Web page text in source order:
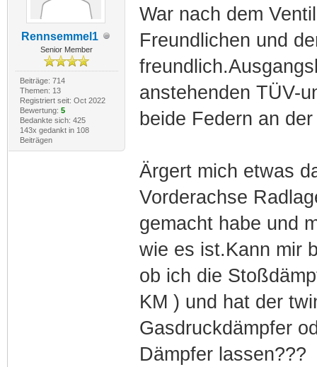
Rennsemmel1
Senior Member
Beiträge: 714
Themen: 13
Registriert seit: Oct 2022
Bewertung: 5
Bedankte sich: 425
143x gedankt in 108
Beiträgen
War nach dem
Freundlichen und
anstehenden TÜV-
beide Federn an
Ärgert mich etwas
Vorderachse
gemacht habe und
wie es ist.Kann mir
ob ich die
KM ) und hat der
Gasdruckdämpfer
Dämpfer lassen???